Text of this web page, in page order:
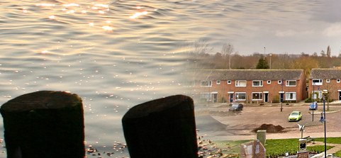
Ga
naar
de
inhoud
Dorp achter de dijk